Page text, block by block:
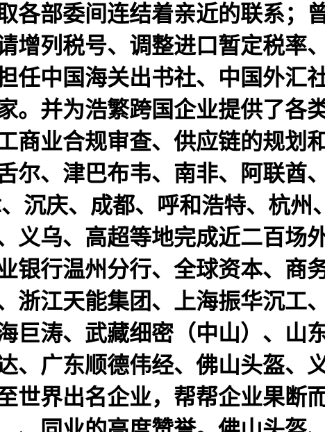
各部委间连结着亲近的联系；
增列税号、调整进口暂定税率
任中国海关出书社、中国外汇
。并为浩繁跨国企业提供了各
商业合规审查、供应链的规划
尔、津巴布韦、南非、阿联酋
沉庆、成都、呼和浩特、杭州
义乌、高超等地完成近二百场
行温州分行、全球资本、商
浙江天能集团、上海振华沉工
巨涛、武藏细密（中山）、山
广东顺德伟经、佛山头盔、
世界出名企业，帮帮企业果断